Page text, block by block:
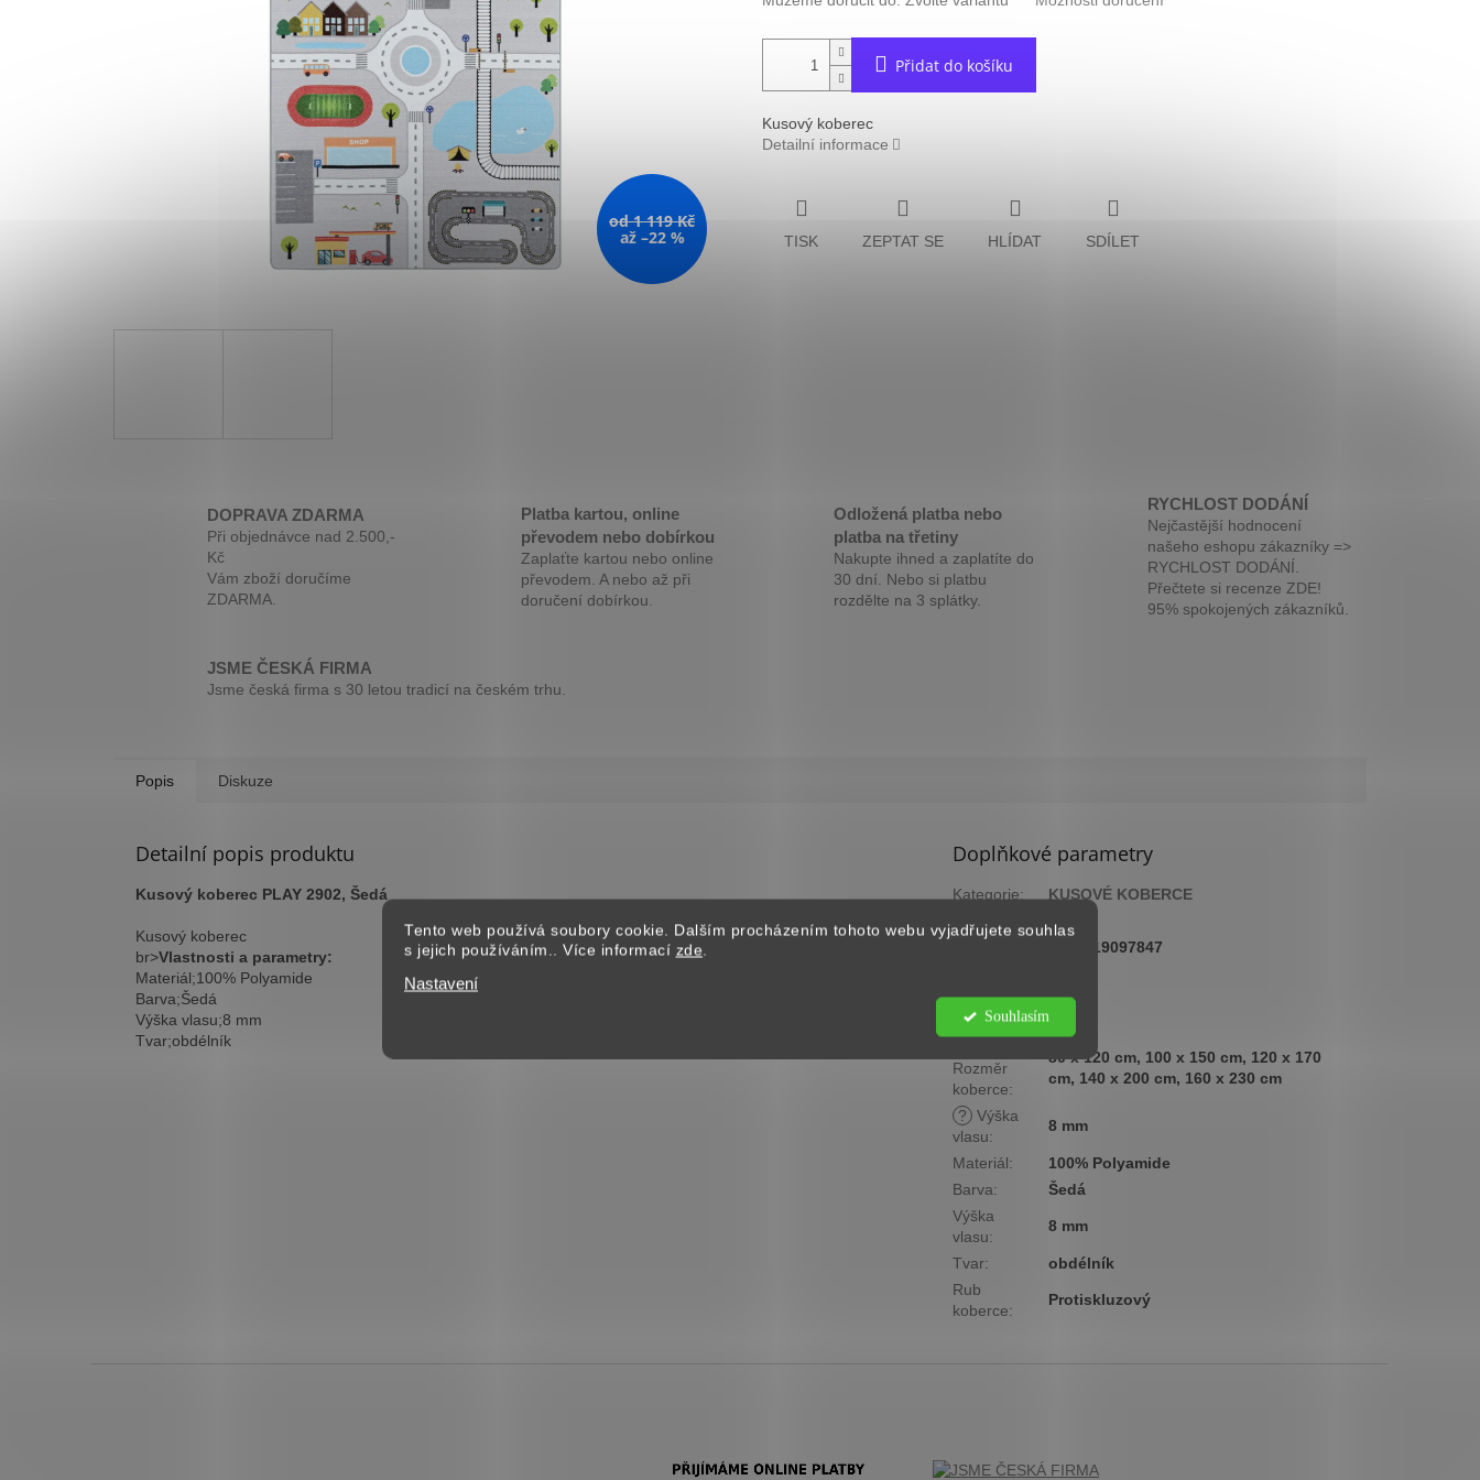
Tento web používá soubory cookie. Dalším procházením tohoto webu vyjadřujete souhlas
s jejich používáním.. Více informací zde.
Nastavení
Souhlasím
od 1 119 Kč
až –22 %
Přidat do košíku
Kusový koberec
Detailní informace
TISK ZEPTAT SE HLÍDAT SDÍLET
DOPRAVA ZDARMA
Při objednávce nad 2.500,-
Kč
Vám zboží doručíme
ZDARMA.
Platba kartou, online
převodem nebo dobírkou
Zaplaťte kartou nebo online
převodem. A nebo až při
doručení dobírkou.
Odložená platba nebo
platba na třetiny
Nakupte ihned a zaplatíte do
30 dní. Nebo si platbu
rozdělte na 3 splátky.
RYCHLOST DODÁNÍ
Nejčastější hodnocení
našeho eshopu zákazníky =>
RYCHLOST DODÁNÍ.
Přečtete si recenze ZDE!
95% spokojených zákazníků.
JSME ČESKÁ FIRMA
Jsme česká firma s 30 letou tradicí na českém trhu.
Popis Diskuze
Detailní popis produktu
Kusový koberec PLAY 2902, Šedá
Kusový koberec
br>Vlastnosti a parametry:
Materiál;100% Polyamide
Barva;Šedá
Výška vlasu;8 mm
Tvar;obdélník
Doplňkové parametry
Kategorie:
KUSOVÉ KOBERCE
Záruka
2 roky
4058819097847
Cenová
skupina:
Rozměr
koberce:
80 x 120 cm, 100 x 150 cm, 120 x 170
cm, 140 x 200 cm, 160 x 230 cm
?
Výška
vlasu:
8 mm
Materiál:
100% Polyamide
Barva:
Šedá
Výška
vlasu:
8 mm
Tvar:
obdélník
Rub
koberce:
Protiskluzový